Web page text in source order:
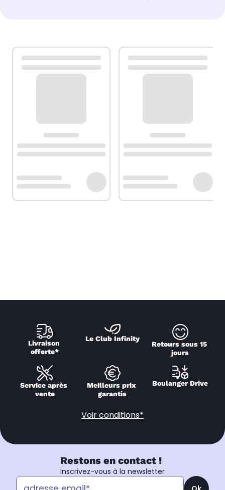
Livraison
offerte*
Le Club Infinity
Retours sous 15
jours
Service après
vente
Meilleurs prix
garantis
Boulanger Drive
Voir conditions*
Restons en contact !
Inscrivez-vous à la newsletter